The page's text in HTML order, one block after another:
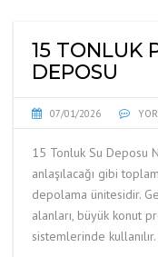
15 TONLUK
DEPOSU
07/01/2026
15 Tonluk Su Deposu
anlaşılacağı gibi
depolama ünitesidir.
alanları, büyük konut
sistemlerinde